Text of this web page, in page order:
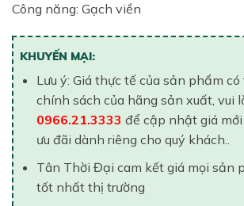
Công năng: Gạch viền
KHUYẾN MẠI:
Lưu ý: Giá thực tế của sản phẩm
chính sách của hãng sản xuất, vui
0966.21.3333 để cập nhật giá
ưu đãi dành riêng cho quý khách..
Tân Thời Đại cam kết giá mọi sản
tốt nhất thị trường